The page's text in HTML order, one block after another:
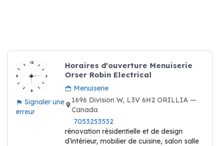
Signaler une
erreur
Horaires d'ouverture Menuiserie
Orser Robin Electrical
Menuiserie
1696 Division W, L3V 6H2 ORILLIA —
Canada
7053253532
rénovation résidentielle et de design
d’intérieur, mobilier de cuisine, salon salle